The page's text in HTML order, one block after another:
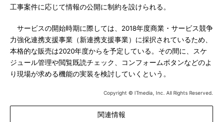
工事案件に応じて情報の公開に制約を設けられる。
サービスの開始時期に際しては、2018年度商業・サービス競争
力強化連携支援事業（新連携支援事業）に採択されているため、
本格的な販売は2020年度からを予定している。その間に、スケ
ジュール管理や閲覧既読チェック、コンフォームボタンなどのよ
り現場が求める機能の実装を検討していくという。
Copyright © ITmedia, Inc. All Rights Reserved.
関連情報